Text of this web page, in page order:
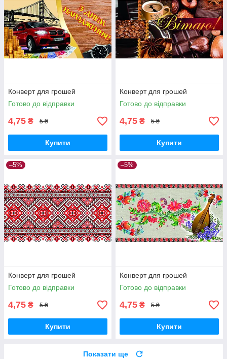
Конверт для грошей
Готово до відправки
4,75 ₴ 5 ₴
Купити
Конверт для грошей
Готово до відправки
4,75 ₴ 5 ₴
Купити
–5%
Конверт для грошей
Готово до відправки
4,75 ₴ 5 ₴
Купити
–5%
Конверт для грошей
Готово до відправки
4,75 ₴ 5 ₴
Купити
Показати ще